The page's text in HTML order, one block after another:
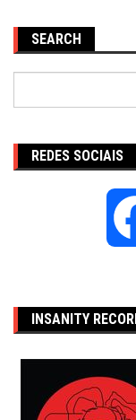
SEARCH
REDES SOCIAIS
INSANITY